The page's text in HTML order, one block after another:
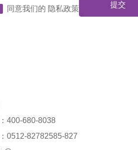
同意我们的 隐私政策 提交
400-680-8038
0512-82782585-827